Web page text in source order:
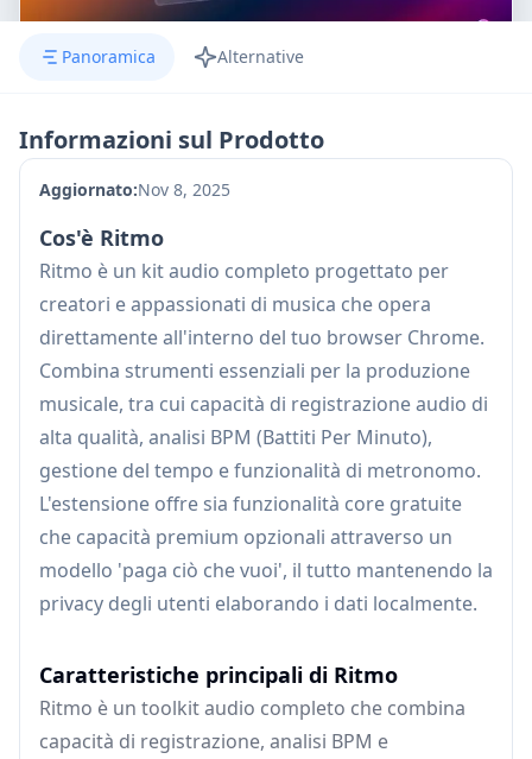
Panoramica Alternative
Informazioni sul Prodotto
Aggiornato:Nov 8, 2025
Cos'è Ritmo
Ritmo è un kit audio completo progettato per
creatori e appassionati di musica che opera
direttamente all'interno del tuo browser Chrome.
Combina strumenti essenziali per la produzione
musicale, tra cui capacità di registrazione audio di
alta qualità, analisi BPM (Battiti Per Minuto),
gestione del tempo e funzionalità di metronomo.
L'estensione offre sia funzionalità core gratuite
che capacità premium opzionali attraverso un
modello 'paga ciò che vuoi', il tutto mantenendo la
privacy degli utenti elaborando i dati localmente.
Caratteristiche principali di Ritmo
Ritmo è un toolkit audio completo che combina
capacità di registrazione, analisi BPM e